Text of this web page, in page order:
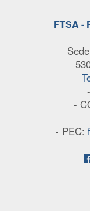
FTSA -
-
- PEC: